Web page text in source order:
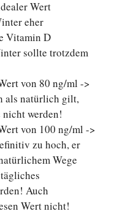
Wert
eher
Vitamin D
sollte trotzdem
von 80 ng/ml ->
als natürlich gilt,
werden!
von 100 ng/ml ->
zu hoch, er
Wege
Auch
Wert nicht!